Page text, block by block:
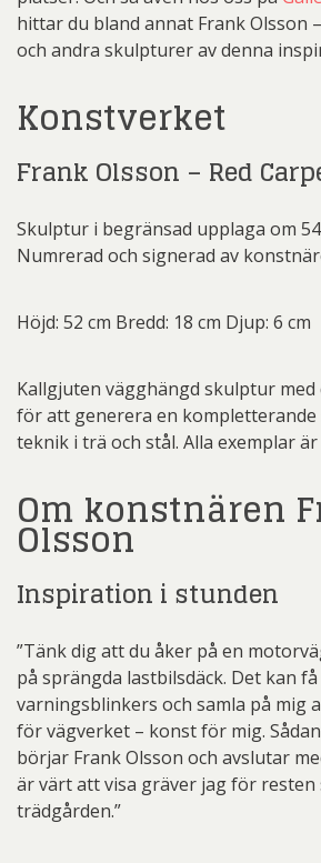
hittar du bland annat Frank Olsson
och andra skulpturer av denna
Konstverket
Frank Olsson – Red
Skulptur i begränsad upplaga om
Numrerad och signerad av
Höjd: 52 cm Bredd: 18 cm Djup: 6 cm
Kallgjuten vägghängd skulptur med
för att generera en kompletterande
teknik i trä och stål. Alla exemplar
Om konstnären
Olsson
Inspiration i stunden
”Tänk dig att du åker på en
på sprängda lastbilsdäck. Det kan
varningsblinkers och samla på mig
för vägverket – konst för mig.
börjar Frank Olsson och avslutar
är värt att visa gräver jag för resten
trädgården.”